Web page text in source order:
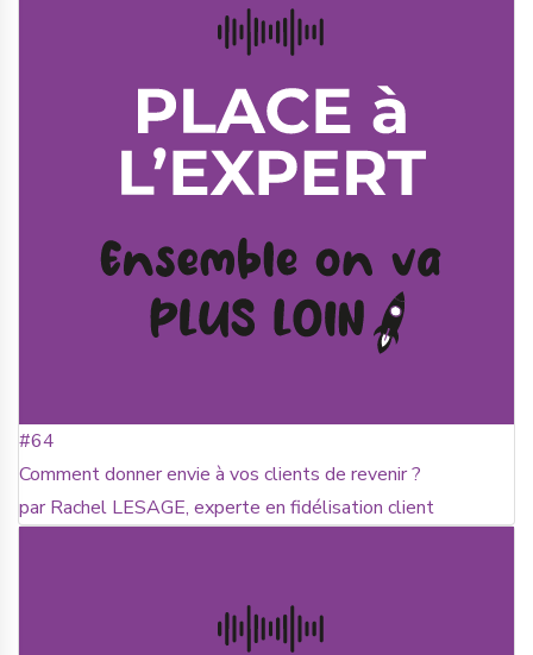
#64
Comment donner envie à vos clients de revenir ?
par Rachel LESAGE, experte en fidélisation client